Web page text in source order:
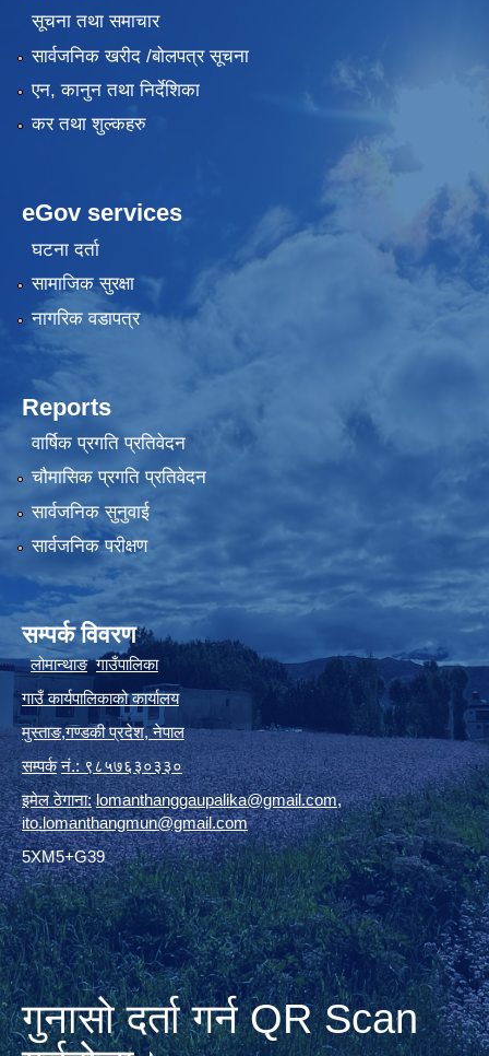
सूचना तथा समाचार
सार्वजनिक खरीद /बोलपत्र सूचना
एन, कानुन तथा निर्देशिका
कर तथा शुल्कहरु
eGov services
घटना दर्ता
सामाजिक सुरक्षा
नागरिक वडापत्र
Reports
वार्षिक प्रगति प्रतिवेदन
चौमासिक प्रगति प्रतिवेदन
सार्वजनिक सुनुवाई
सार्वजनिक परीक्षण
सम्पर्क विवरण
लोमान्थाङ गाउँपालिका
गाउँ कार्यपालिकाको कार्यालय
मुस्ताङ,गण्डकी प्रदेश,नेपाल
सम्पर्क नं.: ९८५७६३०३३०
इमेल ठेगाना: lomanthanggaupalika@gmail.com,
ito.lomanthangmun@gmail.com
5XM5+G39
गुनासो दर्ता गर्न QR Scan